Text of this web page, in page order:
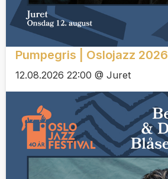
Pumpegris | Oslojazz 2026
12.08.2026 22:00 @ Juret